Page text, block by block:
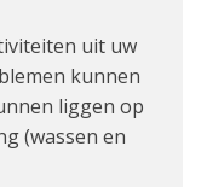
uit uw
kunnen
liggen op
(wassen en